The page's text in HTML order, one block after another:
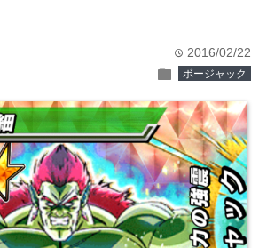
time 2016/02/22
folder ボージャック